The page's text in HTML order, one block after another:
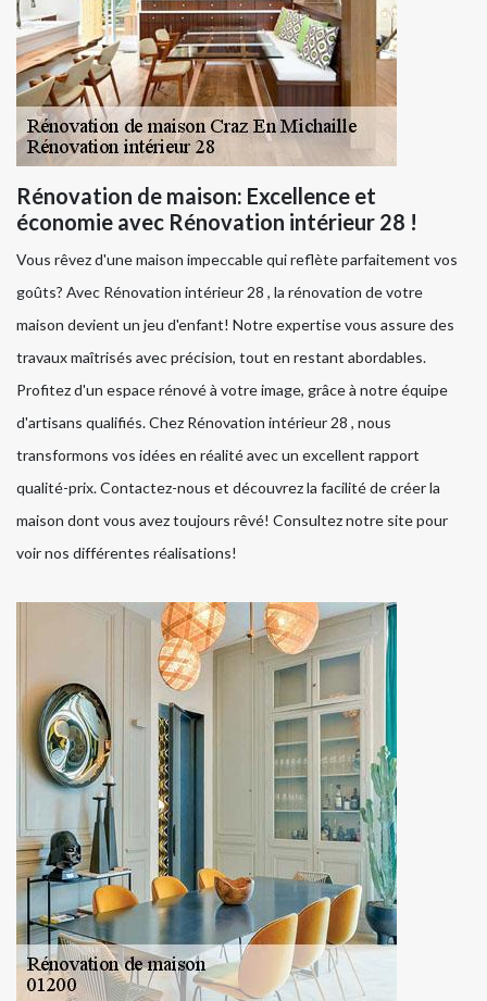
Rénovation de maison: Excellence et
économie avec Rénovation intérieur 28 !
Vous rêvez d'une maison impeccable qui reflète parfaitement vos
goûts? Avec Rénovation intérieur 28 , la rénovation de votre
maison devient un jeu d'enfant! Notre expertise vous assure des
travaux maîtrisés avec précision, tout en restant abordables.
Profitez d'un espace rénové à votre image, grâce à notre équipe
d'artisans qualifiés. Chez Rénovation intérieur 28 , nous
transformons vos idées en réalité avec un excellent rapport
qualité-prix. Contactez-nous et découvrez la facilité de créer la
maison dont vous avez toujours rêvé! Consultez notre site pour
voir nos différentes réalisations!